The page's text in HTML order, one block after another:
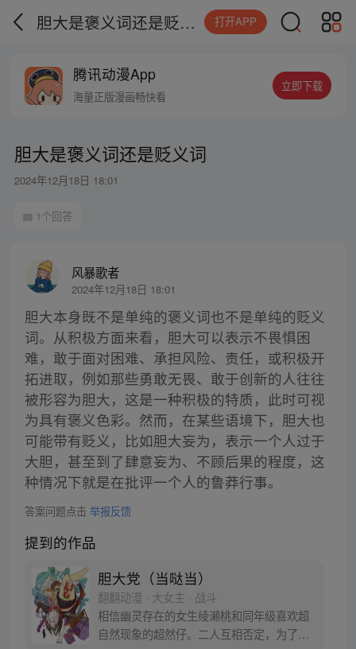
胆大是褒义词还是贬义词 打开APP
腾讯动漫App
海量正版漫画畅快看
立即下载
胆大是褒义词还是贬义词
2024年12月18日 18:01
1个回答
风暴歌者
2024年12月18日 18:01
胆大本身既不是单纯的褒义词也不是单纯的贬义
词。从积极方面来看，胆大可以表示不畏惧困
难，敢于面对困难、承担风险、责任，或积极开
拓进取，例如那些勇敢无畏、敢于创新的人往往
被形容为胆大，这是一种积极的特质，此时可视
为具有褒义色彩。然而，在某些语境下，胆大也
可能带有贬义，比如胆大妄为，表示一个人过于
大胆，甚至到了肆意妄为、不顾后果的程度，这
种情况下就是在批评一个人的鲁莽行事。
答案问题点击 举报反馈
提到的作品
胆大党（当哒当）
翻翻动漫 · 大女主 · 战斗
相信幽灵存在的女生绫濑桃和同年级喜欢超
自然现象的超然仔。二人互相否定，为了让